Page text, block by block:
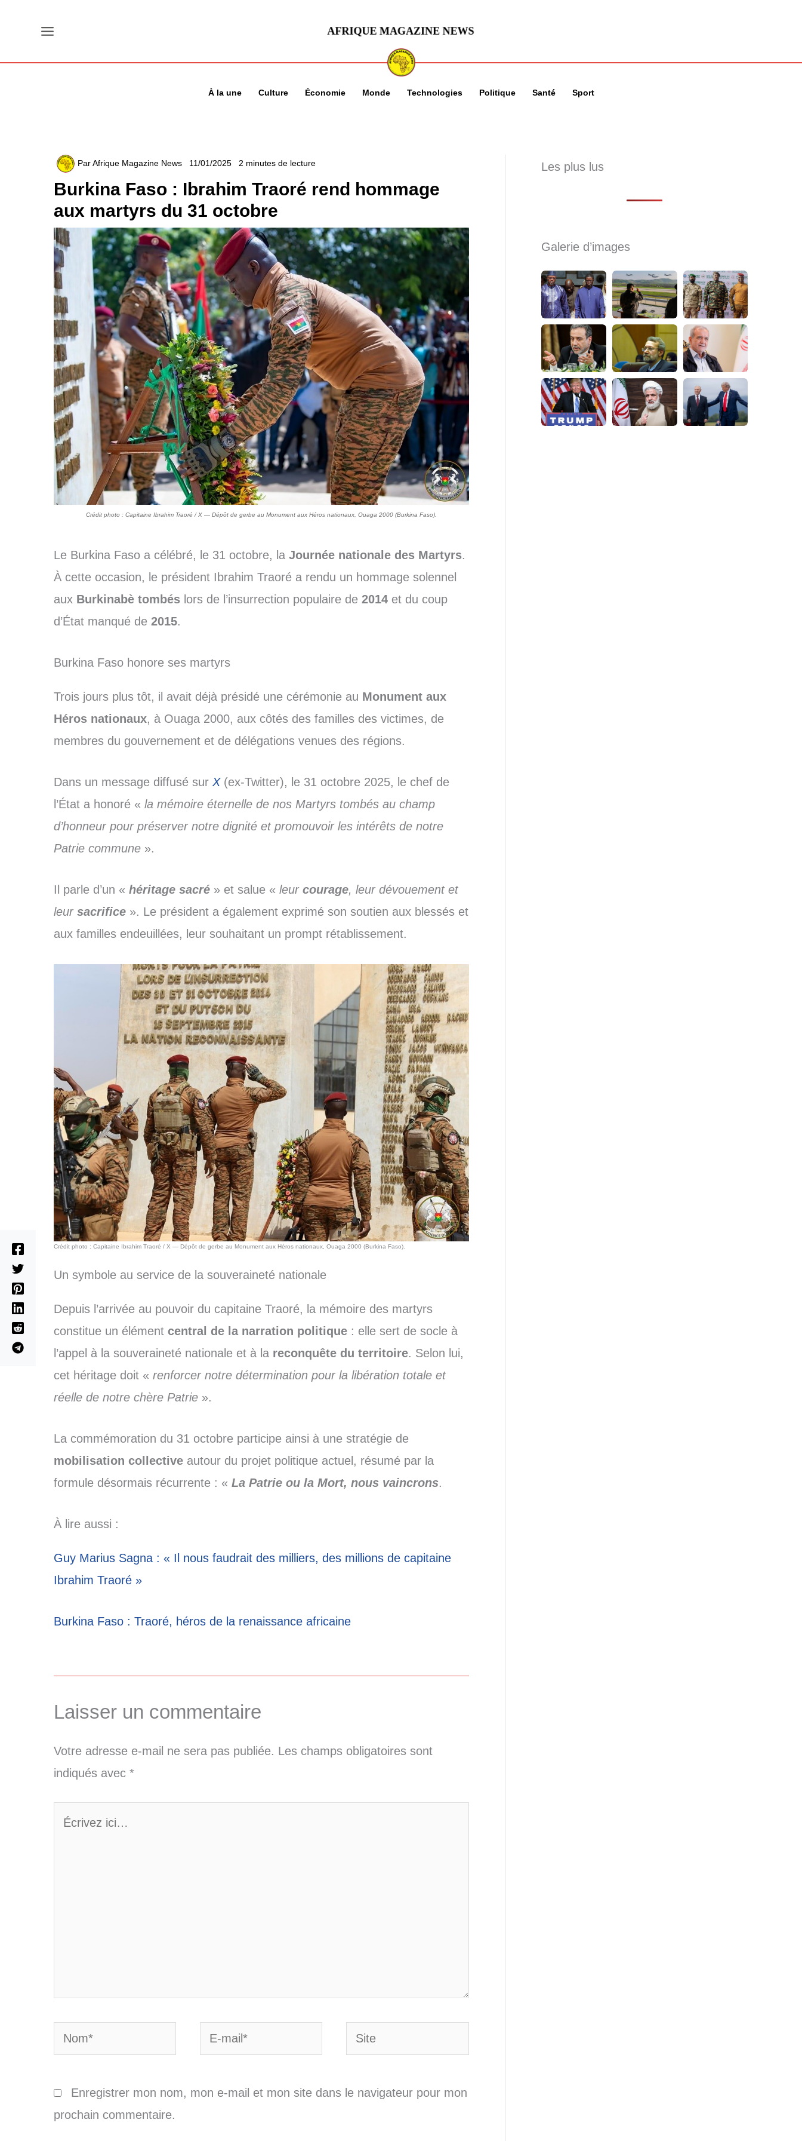
À la une Culture Économie Monde Technologies Politique Santé Sport
ParAfrique Magazine News 11/01/2025 2 minutes de lecture
Burkina Faso : Ibrahim Traoré rend hommage
aux martyrs du 31 octobre
Crédit photo : Capitaine Ibrahim Traoré / X — Dépôt de gerbe au Monument aux Héros nationaux, Ouaga 2000 (Burkina Faso).
Le Burkina Faso a célébré, le 31 octobre, la Journée nationale des Martyrs.
À cette occasion, le président Ibrahim Traoré a rendu un hommage solennel
aux Burkinabè tombéslors de l’insurrection populaire de 2014et du coup
d’État manqué de 2015.
Burkina Faso honore ses martyrs
Trois jours plus tôt, il avait déjà présidé une cérémonie au Monument aux
Héros nationaux, à Ouaga 2000, aux côtés des familles des victimes, de
membres du gouvernement et de délégations venues des régions.
Dans un message diffusé sur X(ex-Twitter), le 31 octobre 2025, le chef de
l’État a honoré « la mémoire éternelle de nos Martyrs tombés au champ
d’honneur pour préserver notre dignité et promouvoir les intérêts de notre
Patrie commune».
Il parle d’un « héritage sacré » et salue « leur courage, leur dévouement et
leur sacrifice». Le président a également exprimé son soutien aux blessés et
aux familles endeuillées, leur souhaitant un prompt rétablissement.
Crédit photo : Capitaine Ibrahim Traoré / X — Dépôt de gerbe au Monument aux Héros nationaux, Ouaga 2000 (Burkina Faso).
Un symbole au service de la souveraineté nationale
Depuis l’arrivée au pouvoir du capitaine Traoré, la mémoire des martyrs
constitue un élément central de la narration politique: elle sert de socle à
l’appel à la souveraineté nationale et à la reconquête du territoire. Selon lui,
cet héritage doit « renforcer notre détermination pour la libération totale et
réelle de notre chère Patrie».
La commémoration du 31 octobre participe ainsi à une stratégie de
mobilisation collective autour du projet politique actuel, résumé par la
formule désormais récurrente : « La Patrie ou la Mort, nous vaincrons.
À lire aussi :
Guy Marius Sagna : « Il nous faudrait des milliers, des millions de capitaine
Ibrahim Traoré »
Burkina Faso : Traoré, héros de la renaissance africaine
Laisser un commentaire
Votre adresse e-mail ne sera pas publiée. Les champs obligatoires sont
indiqués avec *
Nom*
E-
mail*
Site
Enregistrer mon nom, mon e-mail et mon site dans le navigateur pour mon
prochain commentaire.
Les plus lus
Galerie d’images